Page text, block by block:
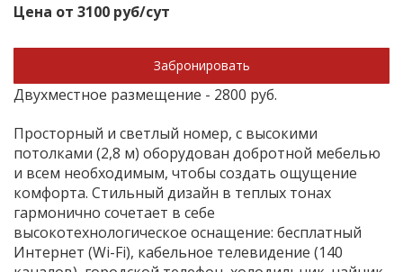
Цена от 3100 руб/сут
Забронировать
Двухместное размещение - 2800 руб.
Просторный и светлый номер, с высокими
потолками (2,8 м) оборудован добротной мебелью
и всем необходимым, чтобы создать ощущение
комфорта. Стильный дизайн в теплых тонах
гармонично сочетает в себе
высокотехнологическое оснащение: бесплатный
Интернет (Wi-Fi), кабельное телевидение (140